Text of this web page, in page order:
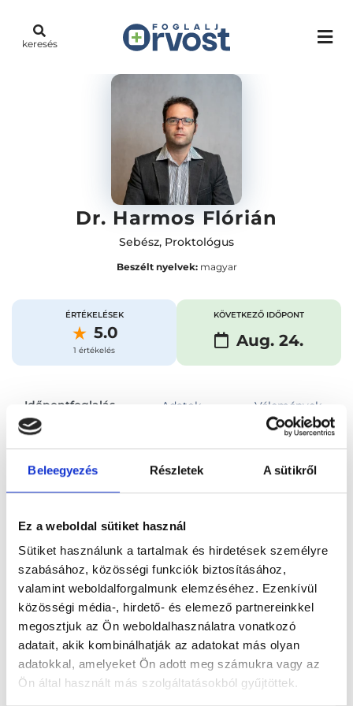
Beleegyezés Részletek A sütikről
Ez a weboldal sütiket használ
Sütiket használunk a tartalmak és hirdetések személyre
szabásához, közösségi funkciók biztosításához,
valamint weboldalforgalmunk elemzéséhez. Ezenkívül
közösségi média-, hirdető- és elemező partnereinkkel
megosztjuk az Ön weboldalhasználatra vonatkozó
adatait, akik kombinálhatják az adatokat más olyan
adatokkal, amelyeket Ön adott meg számukra vagy az
Ön által használt más szolgáltatásokból gyűjtöttek.
keresés
Dr. Harmos Flórián
Sebész, Proktológus
Beszélt nyelvek:magyar
ÉRTÉKELÉSEK
5.0
1 értékelés
KÖVETKEZŐ IDŐPONT
Aug. 24.
Időpontfoglalás Adatok Vélemények
Foglalj időpontot
Főoldal Orvosok Sebész
Sebész, Budapest, XIII. kerület Dr. Harmos Flórián